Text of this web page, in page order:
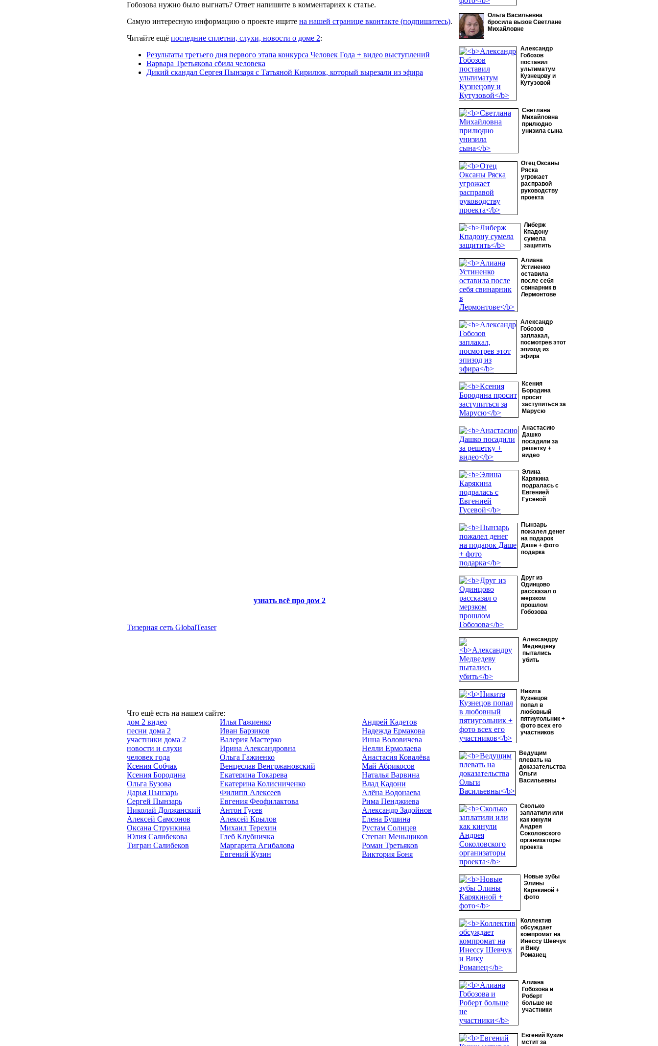
Ольга Васильевна
бросила вызов Светлане
Михайловне
Александр
Гобозов
поставил
ультиматум
Кузнецову и
Кутузовой
Светлана
Михайловна
прилюдно
унизила сына
Отец Оксаны
Ряска
угрожает
расправой
руководству
проекта
Либерж
Кпадону
сумела
защитить
Алиана
Устиненко
оставила
после себя
свинарник в
Лермонтове
Александр
Гобозов
заплакал,
посмотрев этот
эпизод из
эфира
Ксения
Бородина
просит
заступиться за
Марусю
Анастасию
Дашко
посадили за
решетку +
видео
Элина
Карякина
подралась с
Евгенией
Гусевой
Пынзарь
пожалел денег
на подарок
Даше + фото
подарка
Друг из
Одинцово
рассказал о
мерзком
прошлом
Гобозова
Александру
Медведеву
пытались
убить
Никита
Кузнецов
попал в
любовный
пятиугольник +
фото всех его
участников
Ведущим
плевать на
доказательства
Ольги
Васильевны
Сколько
заплатили или
как кинули
Андрея
Соколовского
организаторы
проекта
Новые зубы
Элины
Карякиной +
фото
Коллектив
обсуждает
компромат на
Инессу Шевчук
и Вику
Романец
Алиана
Гобозова и
Роберт
больше не
участники
Евгений Кузин
мстит за
Гобозова нужно было выгнать? Ответ напишите в комментариях к статье.
Самую интересную информацию о проекте ищите на нашей странице вконтакте (подпишитесь).
Читайте ещё последние сплетни, слухи, новости о доме 2:
Результаты третьего дня первого этапа конкурса Человек Года + видео выступлений
Варвара Третьякова сбила человека
Дикий скандал Сергея Пынзаря с Татьяной Кирилюк, который вырезали из эфира
узнать всё про дом 2
Тизерная сеть GlobalTeaser
Что ещё есть на нашем сайте:
дом 2 видео
песни дома 2
участники дома 2
новости и слухи
человек года
Ксения Собчак
Ксения Бородина
Ольга Бузова
Дарья Пынзарь
Сергей Пынзарь
Николай Должанский
Алексей Самсонов
Оксана Стрункина
Юлия Салибекова
Тигран Салибеков
Илья Гажиенко
Иван Барзиков
Валерия Мастерко
Ирина Александровна
Ольга Гажиенко
Венцеслав Венгржановский
Екатерина Токарева
Екатерина Колисниченко
Филипп Алексеев
Евгения Феофилактова
Антон Гусев
Алексей Крылов
Михаил Терехин
Глеб Клубничка
Маргарита Агибалова
Евгений Кузин
Андрей Кадетов
Надежда Ермакова
Инна Воловичева
Нелли Ермолаева
Анастасия Ковалёва
Май Абрикосов
Наталья Варвина
Влад Кадони
Алёна Водонаева
Рима Пенджиева
Александр Задойнов
Елена Бушина
Рустам Солнцев
Степан Меньщиков
Роман Третьяков
Виктория Боня